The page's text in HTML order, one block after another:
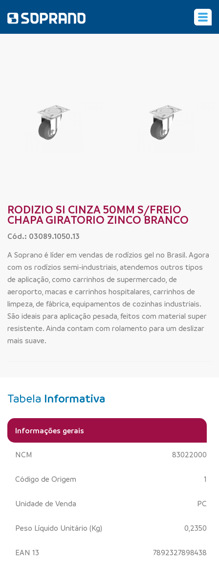
RODIZIO SI CINZA 50MM S/FREIO
CHAPA GIRATORIO ZINCO BRANCO
Cód.: 03089.1050.13
A Soprano é líder em vendas de rodízios gel no Brasil. Agora
com os rodízios semi-industriais, atendemos outros tipos
de aplicação, como carrinhos de supermercado, de
aeroporto, macas e carrinhos hospitalares, carrinhos de
limpeza, de fábrica, equipamentos de cozinhas industriais.
São ideais para aplicação pesada, feitos com material super
resistente. Ainda contam com rolamento para um deslizar
mais suave.
Tabela Informativa
Informações gerais
NCM 83022000
Código de Origem 1
Unidade de Venda PC
Peso Líquido Unitário (Kg) 0,2350
EAN 13 7892327898438